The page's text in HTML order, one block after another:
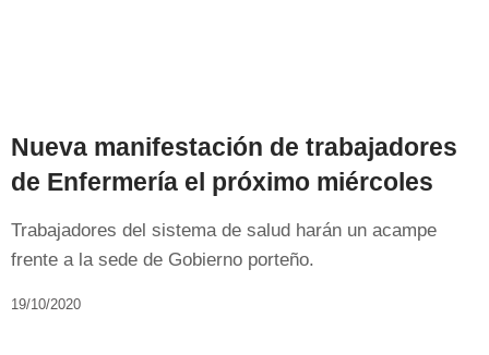
Nueva manifestación de trabajadores
de Enfermería el próximo miércoles
Trabajadores del sistema de salud harán un acampe
frente a la sede de Gobierno porteño.
19/10/2020